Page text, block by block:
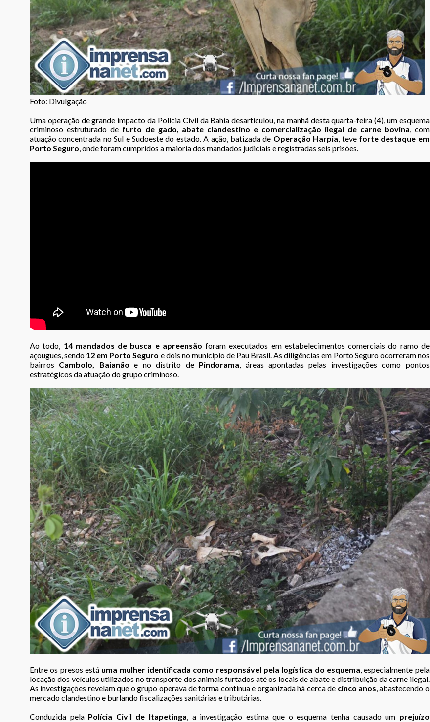
Foto: Divulgação
Uma operação de grande impacto da Polícia Civil da Bahia desarticulou, na manhã desta quarta-feira (4), um esquema
criminoso estruturado de furto de gado, abate clandestino e comercialização ilegal de carne bovina , com
atuação concentrada no Sul e Sudoeste do estado. A ação, batizada de Operação Harpia , teve forte destaque em
Porto Seguro , onde foram cumpridos a maioria dos mandados judiciais e registradas seis prisões.
Ao todo, 14 mandados de busca e apreensão foram executados em estabelecimentos comerciais do ramo de
açougues, sendo 12 em Porto Seguro e dois no município de Pau Brasil. As diligências em Porto Seguro ocorreram nos
bairros Cambolo, Baianão e no distrito de Pindorama , áreas apontadas pelas investigações como pontos
estratégicos da atuação do grupo criminoso.
Entre os presos está uma mulher identificada como responsável pela logística do esquema, especialmente pela
locação dos veículos utilizados no transporte dos animais furtados até os locais de abate e distribuição da carne ilegal.
As investigações revelam que o grupo operava de forma contínua e organizada há cerca de cinco anos, abastecendo o
mercado clandestino e burlando fiscalizações sanitárias e tributárias.
Conduzida pela Polícia Civil de Itapetinga, a investigação estima que o esquema tenha causado um prejuízo